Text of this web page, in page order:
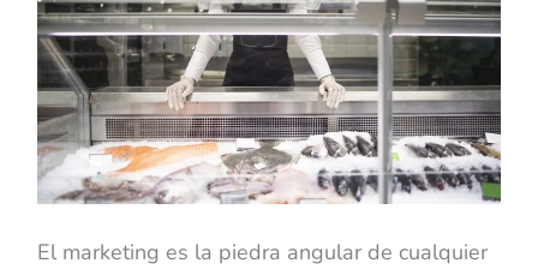
El marketing es la piedra angular de cualquier